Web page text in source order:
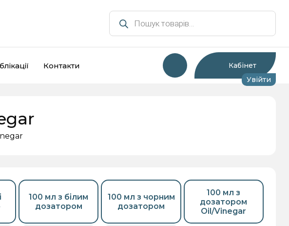
товарів
тара
Ємності для зберігання та
сервірування
Інша тара та супутні
Контакти
Кабінет
Увійти
100 мл з білим
дозатором
100 мл з чорним
дозатором
100 мл з
дозатором
Oil/Vinegar